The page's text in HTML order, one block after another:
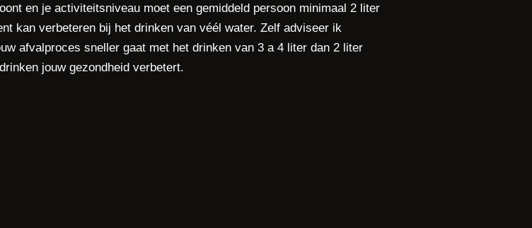
en je activiteitsniveau moet een gemiddeld persoon minimaal 2 liter
kan verbeteren bij het drinken van véél water. Zelf adviseer ik
afvalproces sneller gaat met het drinken van 3 a 4 liter dan 2 liter
jouw gezondheid verbetert.